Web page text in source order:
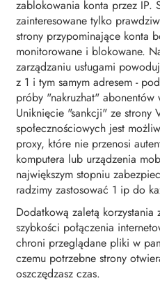
zablokowania konta przez IP.
zainteresowane tylko
strony przypominające konta
monitorowane i blokowane.
zarządzaniu usługami
z 1 i tym samym adresem -
próby "nakruzhat" abonentów
Uniknięcie "sankcji" ze strony
społecznościowych jest
proxy, które nie przenosi
komputera lub urządzenia
największym stopniu
radzimy zastosować 1 ip do
Dodatkową zaletą korzystania
szybkości połączenia
chroni przeglądane pliki w
czemu potrzebne strony
oszczędzasz czas.